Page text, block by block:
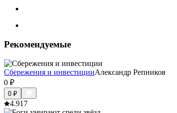
Рекомендуемые
Cбережения и инвестицииАлександр Репников
0 ₽
0 ₽
4.917